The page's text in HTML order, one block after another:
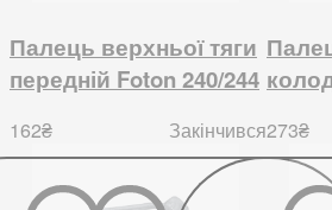
Палець верхньої тяги
передній Foton 240/244
162₴ Закінчився244/264
273₴